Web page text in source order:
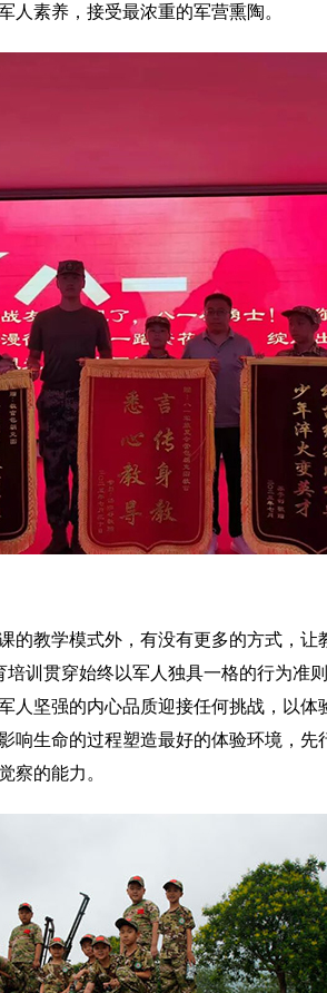
人素养，接受最浓重的军营熏陶。
的教学模式外，有没有更多的方式，让
训贯穿始终以军人独具一格的行为准
人坚强的内心品质迎接任何挑战，以体
响生命的过程塑造最好的体验环境，先
察的能力。